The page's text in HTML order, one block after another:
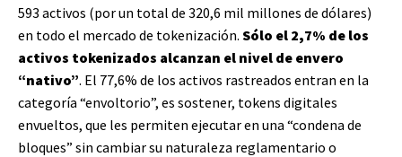
593 activos (por un total de 320,6 mil millones de dólares)
en todo el mercado de tokenización. Sólo el 2,7% de los
activos tokenizados alcanzan el nivel de envero
“nativo”. El 77,6% de los activos rastreados entran en la
categoría “envoltorio”, es sostener, tokens digitales
envueltos, que les permiten ejecutar en una “condena de
bloques” sin cambiar su naturaleza reglamentario o